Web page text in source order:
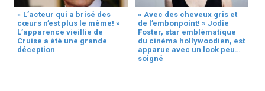
« L’acteur qui a brisé des
cœurs n’est plus le même! »
L’apparence vieillie de
Cruise a été une grande
déception
« Avec des cheveux gris et
de l’embonpoint! » Jodie
Foster, star emblématique
du cinéma hollywoodien, est
apparue avec un look peu
soigné